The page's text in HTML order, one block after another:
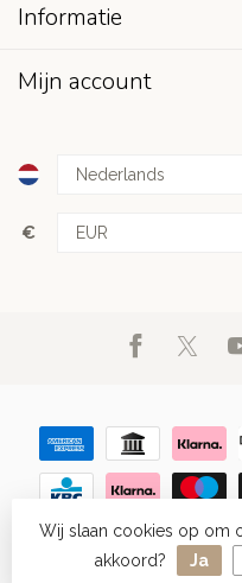
Informatie
Mijn account
€
© Copyright 2026 FIGHT.NL
design
Wij slaan cookies op om
akkoord?
Ja